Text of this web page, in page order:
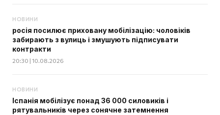
НОВИНИ
росія посилює приховану мобілізацію: чоловіків
забирають з вулиць і змушують підписувати
контракти
20:30 | 10.08.2026
НОВИНИ
Іспанія мобілізує понад 36 000 силовиків і
рятувальників через сонячне затемнення